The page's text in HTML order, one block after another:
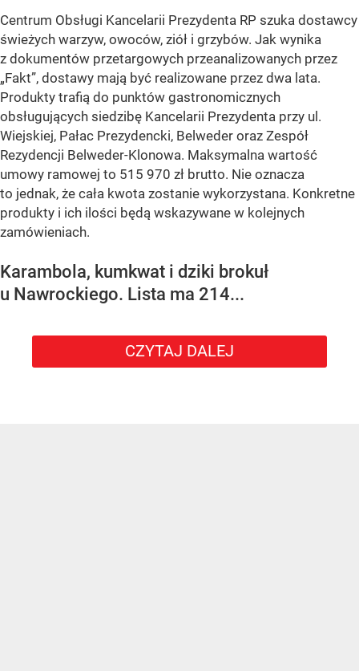
Centrum Obsługi Kancelarii Prezydenta RP szuka dostawcy
świeżych warzyw, owoców, ziół i grzybów. Jak wynika
z dokumentów przetargowych przeanalizowanych przez
„Fakt”, dostawy mają być realizowane przez dwa lata.
Produkty trafią do punktów gastronomicznych
obsługujących siedzibę Kancelarii Prezydenta przy ul.
Wiejskiej, Pałac Prezydencki, Belweder oraz Zespół
Rezydencji Belweder-Klonowa. Maksymalna wartość
umowy ramowej to 515 970 zł brutto. Nie oznacza
to jednak, że cała kwota zostanie wykorzystana. Konkretne
produkty i ich ilości będą wskazywane w kolejnych
zamówieniach.
Karambola, kumkwat i dziki brokuł
u Nawrockiego. Lista ma 214...
CZYTAJ DALEJ